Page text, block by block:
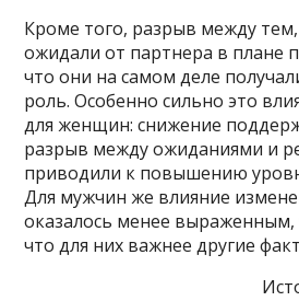
Кроме того, разрыв между
ожидали от партнера в плане
что они на самом деле
роль. Особенно сильно это
для женщин: снижение
разрыв между ожиданиями и
приводили к повышению
Для мужчин же влияние
оказалось менее выраженным,
что для них важнее другие